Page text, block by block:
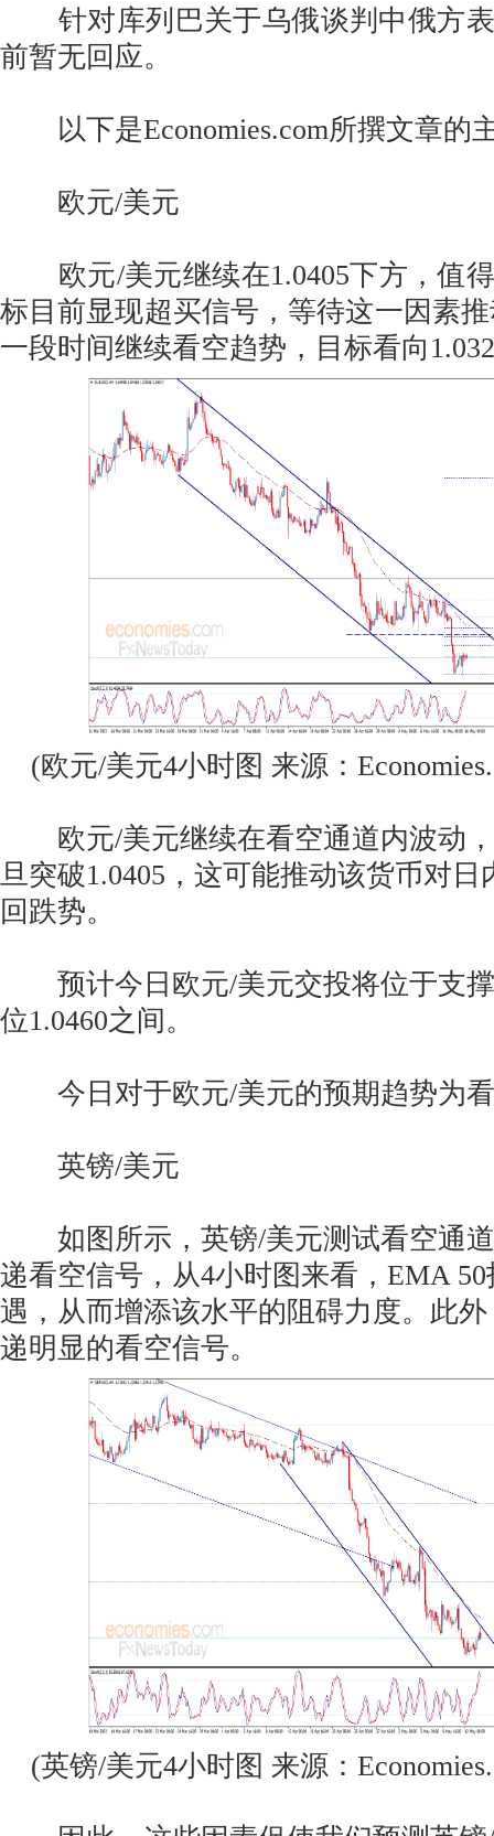
针对库列巴关于乌俄谈判中俄方表
前暂无回应。
以下是Economies.com所撰文章的
欧元/美元
欧元/美元继续在1.0405下方，值
标目前显现超买信号，等待这一因素
一段时间继续看空趋势，目标看向
(欧元/美元4小时图 来源：
欧元/美元继续在看空通道内波动，
旦突破1.0405，这可能推动该货币对
回跌势。
预计今日欧元/美元交投将位于支撑
位1.0460之间。
今日对于欧元/美元的预期趋势为
英镑/美元
如图所示，英镑/美元测试看空通道
递看空信号，从4小时图来看，EMA
遇，从而增添该水平的阻碍力度。此
递明显的看空信号。
(英镑/美元4小时图 来源：